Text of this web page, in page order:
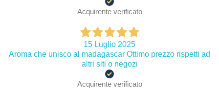
Acquirente verificato
15 Luglio 2025
Aroma che unisco al madagascar Ottimo prezzo rispetti ad
altri siti o negozi
Acquirente verificato